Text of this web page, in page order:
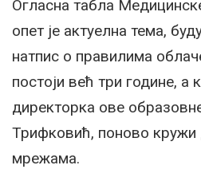
Огласна табла
опет је актуелна тема,
натпис о правилима
постоји већ три године, а
директорка ове
Трифковић, поново
мрежама.